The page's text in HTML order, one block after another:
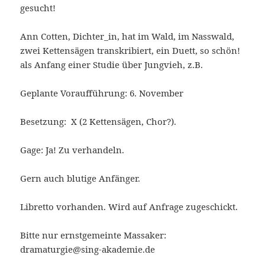
gesucht!
Ann Cotten, Dichter_in, hat im Wald, im Nasswald,
zwei Kettensägen transkribiert, ein Duett, so schön!
als Anfang einer Studie über Jungvieh, z.B.
Geplante Voraufführung: 6. November
Besetzung: X (2 Kettensägen, Chor?).
Gage: Ja! Zu verhandeln.
Gern auch blutige Anfänger.
Libretto vorhanden. Wird auf Anfrage zugeschickt.
Bitte nur ernstgemeinte Massaker:
dramaturgie@sing-akademie.de